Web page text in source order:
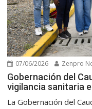
07/06/2026 Zenpro
Gobernación del
vigilancia sanitaria
La Gobernación del